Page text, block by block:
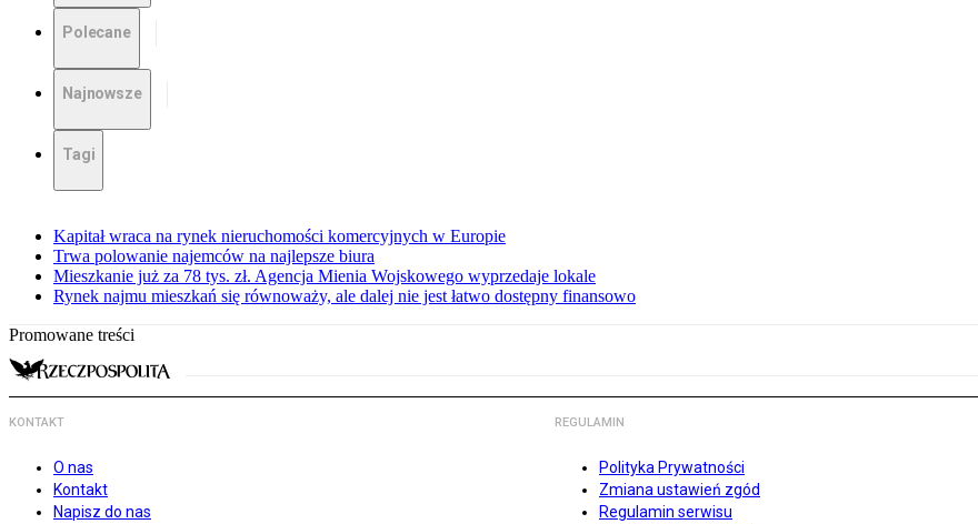
Polecane
Najnowsze
Tagi
Kapitał wraca na rynek nieruchomości komercyjnych w Europie
Trwa polowanie najemców na najlepsze biura
Mieszkanie już za 78 tys. zł. Agencja Mienia Wojskowego wyprzedaje lokale
Rynek najmu mieszkań się równoważy, ale dalej nie jest łatwo dostępny finansowo
Promowane treści
KONTAKT
O nas
Kontakt
Napisz do nas
REGULAMIN
Polityka Prywatności
Zmiana ustawień zgód
Regulamin serwisu